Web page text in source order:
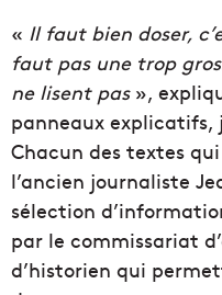
« Il faut bien doser,
faut pas une trop
ne lisent pas»,
panneaux
Chacun des textes
l’ancien journaliste
sélection
par le commissariat
d’historien qui